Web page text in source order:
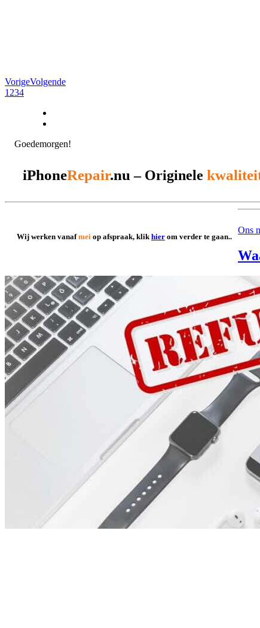
VorigeVolgende
1 234
Goedemorgen!
iPhoneRepair.nu– Originele
Wij werken vanafmei op afspraak, klikhier om verder te gaan..
Ons